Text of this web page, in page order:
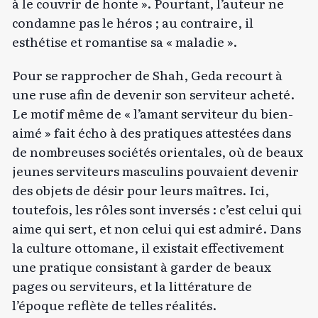
condamne pas le héros ; au contraire, il
esthétise et romantise sa « maladie ».
Pour se rapprocher de Shah, Geda recourt à
une ruse afin de devenir son serviteur acheté.
Le motif même de « l’amant serviteur du bien-
aimé » fait écho à des pratiques attestées dans
de nombreuses sociétés orientales, où de beaux
jeunes serviteurs masculins pouvaient devenir
des objets de désir pour leurs maîtres. Ici,
toutefois, les rôles sont inversés : c’est celui qui
aime qui sert, et non celui qui est admiré. Dans
la culture ottomane, il existait effectivement
une pratique consistant à garder de beaux
pages ou serviteurs, et la littérature de
l’époque reflète de telles réalités.